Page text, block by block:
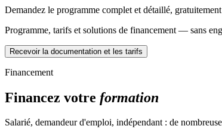
Demandez le programme complet et détaillé, gratuitement
Programme, tarifs et solutions de financement — sans
Recevoir la documentation et les tarifs
Financement
Financez votre formation
Salarié, demandeur d'emploi, indépendant : de